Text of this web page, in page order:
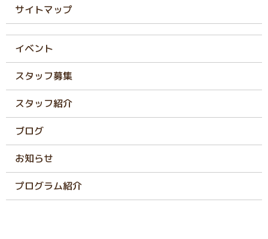
サイトマップ
イベント
スタッフ募集
スタッフ紹介
ブログ
お知らせ
プログラム紹介